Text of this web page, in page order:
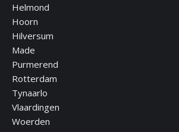
Helmond
Hoorn
Hilversum
Made
Purmerend
Rotterdam
Tynaarlo
Vlaardingen
Woerden